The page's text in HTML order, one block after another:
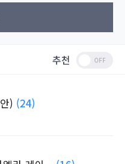
추천
) (24)